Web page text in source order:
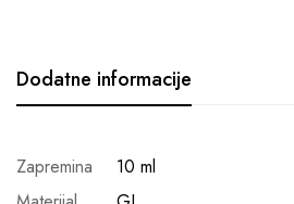
Dodatne informacije
Zapremina
10 ml